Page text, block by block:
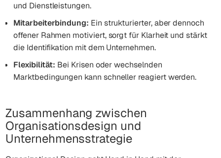
und Dienstleistungen.
Mitarbeiterbindung: Ein strukturierter, aber dennoch
offener Rahmen motiviert, sorgt für Klarheit und stärkt
die Identifikation mit dem Unternehmen.
Flexibilität: Bei Krisen oder wechselnden
Marktbedingungen kann schneller reagiert werden.
Zusammenhang zwischen
Organisationsdesign und
Unternehmensstrategie